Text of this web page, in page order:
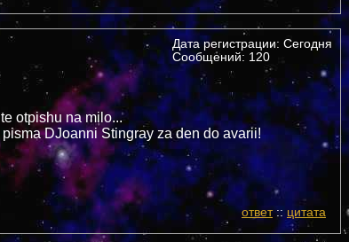
Дата регистрации: Сегодня
Сообщений: 120
otpishu na milo...
DJoanni Stingray za den do avarii!
ответ:: цитата